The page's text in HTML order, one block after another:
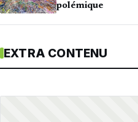
polémique
EXTRA CONTENU